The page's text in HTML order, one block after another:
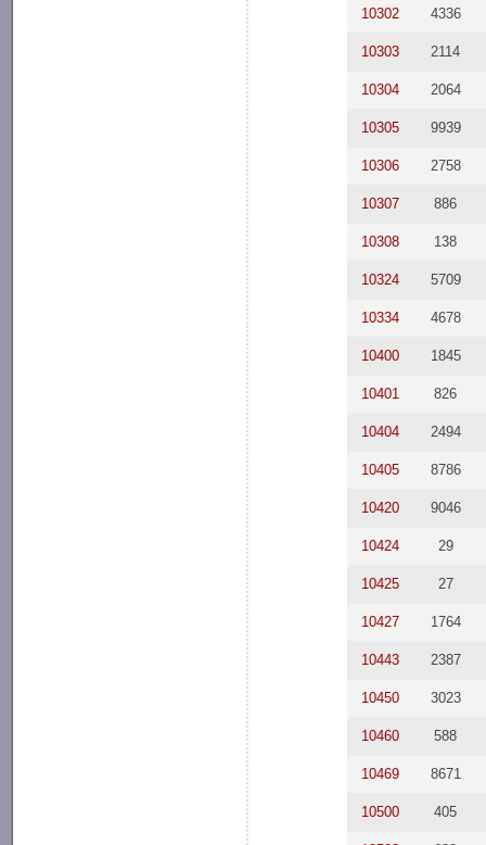
10302 4336
10303 2114
10304 2064
10305 9939
10306 2758
10307 886
10308 138
10324 5709
10334 4678
10400 1845
10401 826
10404 2494
10405 8786
10420 9046
10424 29
10425 27
10427 1764
10443 2387
10450 3023
10460 588
10469 8671
10500 405